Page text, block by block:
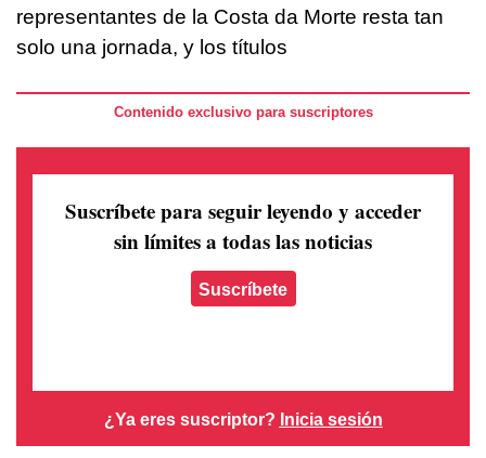
representantes de la Costa da Morte resta tan
solo una jornada, y los títulos
Contenido exclusivo para suscriptores
Suscríbete para seguir leyendo y acceder
sin límites a todas las noticias
Suscríbete
¿Ya eres suscriptor? Inicia sesión